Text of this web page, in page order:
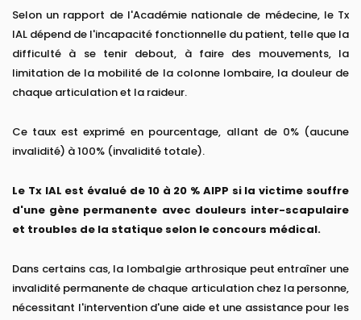
Selon un rapport de l'Académie nationale de médecine, le Tx
IAL dépend de l'incapacité fonctionnelle du patient, telle que la
difficulté à se tenir debout, à faire des mouvements, la
limitation de la mobilité de la colonne lombaire, la douleur de
chaque articulation et la raideur.
Ce taux est exprimé en pourcentage, allant de 0% (aucune
invalidité) à 100% (invalidité totale).
Le Tx IAL est évalué de 10 à 20 % AIPP si la victime souffre
d'une gène permanente avec douleurs inter-scapulaire
et troubles de la statique selon le concours médical.
Dans certains cas, la lombalgie arthrosique peut entraîner une
invalidité permanente de chaque articulation chez la personne,
nécessitant l'intervention d'une aide et une assistance pour les